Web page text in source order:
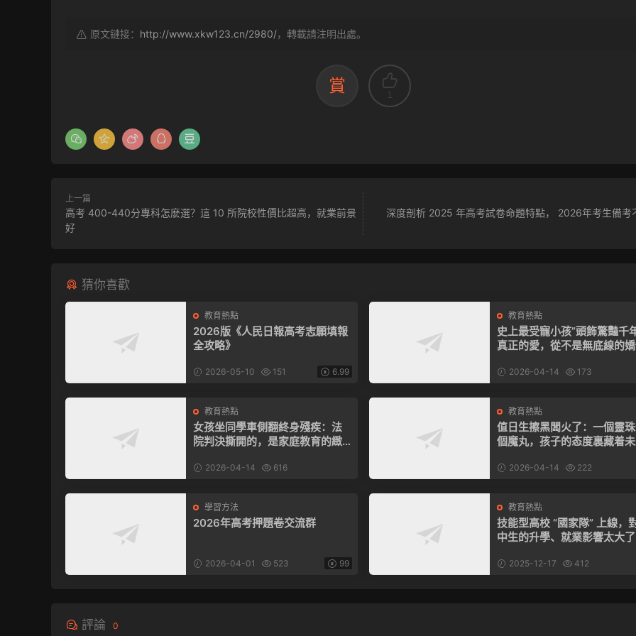
原文鏈接： http://www.xkw123.cn/2980/，轉載請注明出處。
賞 1
上一篇
高考 400-440分專科怎麽選？這 10 所院校性價比超高，就業前景
好
深度剖析 2025 年高考試卷命題特點， 2026年考生備考
猜你喜歡
教育熱點
2026版《人民日報高考志願填報
全攻略》
2026-05-10 151 6.99
教育熱點
史上最受寵小孩”頭飾驚豔千
真正的愛，從不是無底線的
2026-04-14 173
教育熱點
女孩坐同學車側翻終身殘疾：法
院判決撕開的，是家庭教育的緻
2026-04-14 616
教育熱點
值日生擦黑闆火了：一個靈
個魔丸，孩子的态度裏藏着
2026-04-14 222
學習方法
2026年高考押題卷交流群
2026-04-01 523 99
教育熱點
技能型高校 “國家隊” 上線，
中生的升學、就業影響太大了
2025-12-17 412
評論 0